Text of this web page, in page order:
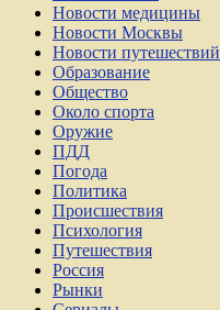
Новости медицины
Новости Москвы
Новости путешествий
Образование
Общество
Около спорта
Оружие
ПДД
Погода
Политика
Происшествия
Психология
Путешествия
Россия
Рынки